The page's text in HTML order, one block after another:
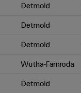
Detmold
Detmold
Detmold
Wutha-Farnroda
Detmold